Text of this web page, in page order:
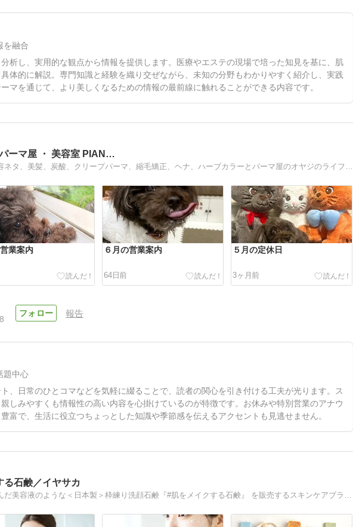
を融合
析し、実用的な観点から情報を提供します。医療やエステの現場で培った知見を基に、肌
体的に解説。専門知識と経験を織り交ぜながら、未知の分野もわかりやすく紹介し、実践
マを通じて、より美しくなるための情報の最前線に触れることができる内容です。
ーマ屋 ・ 美容室 PIAN…
街のパーマ屋のサロンワークや、美容ネタ、美髪、炭酸、クリープパーマ、縮毛矯正、ヘナ、ハーブカラーとパーマ屋のオヤジのライフワーク、などなど・・・役立つ情報、関…
業案内 ６月の営業案内
64日前
５月の定休日
3ヶ月前
報告
題中心
、日常のひとコマなどを気軽に綴ることで、読者の関心を引き付ける工夫が光ります。ス
しみやすくも情報性の高い内容を心掛けているのが特徴です。お休みや特別営業のアナウ
富で、生活に役立つちょっとした知識や季節感を伝えるアクセントも見逃せません。
る石鹸／イヤサカ
石鹸の半分50%に美容成分を詰め込んだ美容液のような＜日本製＞枠練り洗顔石鹸『#肌をメイクする石鹸』 を販売するスキンケアブランド「IYASAKA（イヤサカ）」が発信するウエブマガジンでスキンケア／美容情報をお届けします。